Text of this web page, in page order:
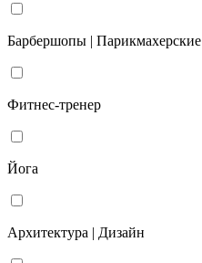
Барбершопы | Парикмахерские
Фитнес-тренер
Йога
Архитектура | Дизайн